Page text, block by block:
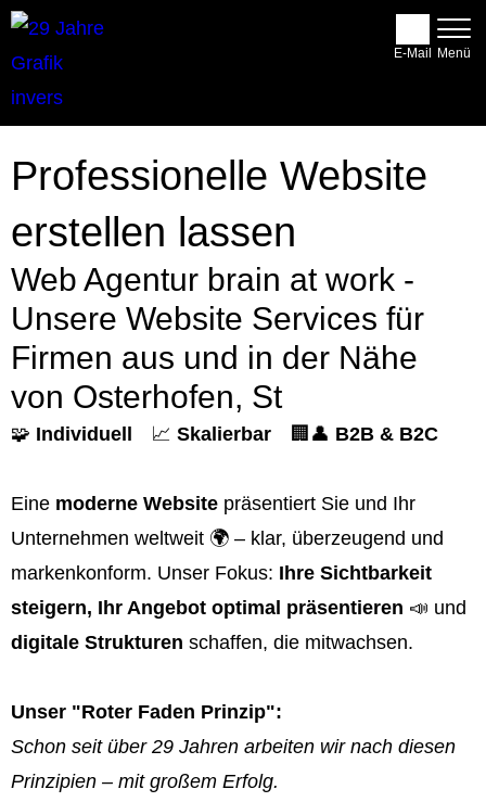
Professionelle Website
erstellen lassen
Web Agentur brain at work -
Unsere Website Services für
Firmen aus und in der Nähe
von Osterhofen, St
🧩 Individuell 📈 Skalierbar 🏢👤 B2B & B2C
Eine moderne Website präsentiert Sie und Ihr
Unternehmen weltweit 🌍 – klar, überzeugend und
markenkonform. Unser Fokus: Ihre Sichtbarkeit
steigern, Ihr Angebot optimal präsentieren 📣 und
digitale Strukturen schaffen, die mitwachsen.
Unser "Roter Faden Prinzip":
Schon seit über 29 Jahren arbeiten wir nach diesen
Prinzipien – mit großem Erfolg.